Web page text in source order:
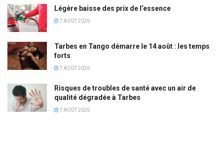
Légère baisse des prix de l’essence
7 AOÛT 2026
Tarbes en Tango démarre le 14 août : les temps
forts
7 AOÛT 2026
Risques de troubles de santé avec un air de
qualité dégradée à Tarbes
7 AOÛT 2026